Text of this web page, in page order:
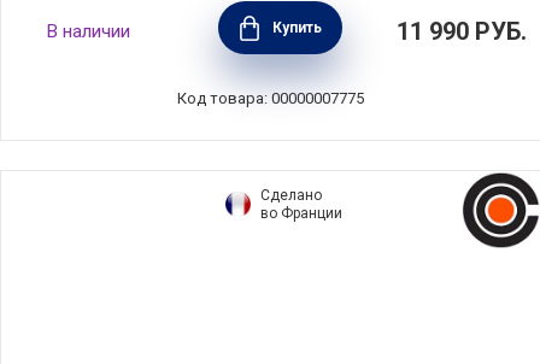
Кастрюля из нержавеющей стали с
крышкой "Локост" объем 3,4 л, диаметр 22
см, Silampos, Португалия, 63C122WG1022
В наличии Купить 11 990 РУБ.
Код товара: 00000007775
Сделано
во Франции